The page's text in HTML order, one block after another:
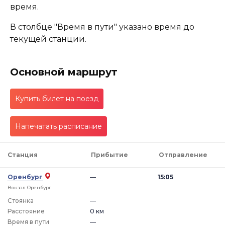
время.
В столбце "Время в пути" указано время до
текущей станции.
Основной маршрут
Купить билет на поезд
Напечатать расписание
Станция Прибытие Отправление
Оренбург
Вокзал Оренбург
—
Стоянка —
15:05
Расстояние
0 км
Время в пути
—